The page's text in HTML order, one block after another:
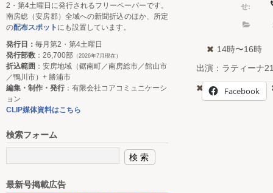
せ:
14時〜16時
出演：ラティーナ
Facebook
2・第4土曜日に発行されるフリーペーパーです。
南房総（安房郡）全域への新聞折込のほか、所定
の配布スポット にも設置しています。
発行日： 毎月第2・第4土曜日
発行部数 ：26,700部 （2026年7月現在）
折込範囲 ：安房地域（鋸南町／南房総市／館山市
／鴨川市）+ 勝浦市
編集・制作・発行：有限会社コアコミュニケーシ
ョン
CLIP媒体資料はこちら
検索フォーム
最新号掲載広告